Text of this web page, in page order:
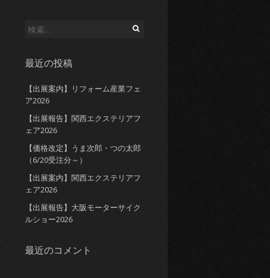
検
最近の投稿
【出展案内】リフォーム産業フェ
ア2026
【出展報告】関西エクステリアフ
ェア2026
【価格改定】うま次郎・つの太郎
（6/20受注分～）
【出展案内】関西エクステリアフ
ェア2026
【出展報告】大阪モーターサイク
ルショー2026
最近のコメント